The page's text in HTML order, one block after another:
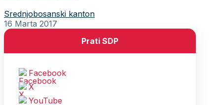
Srednjobosanski kanton
16 Marta 2017
Prati SDP
Facebook
X
YouTube